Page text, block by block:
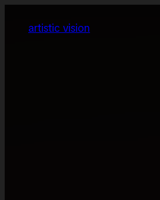
Inhaltartistic vision